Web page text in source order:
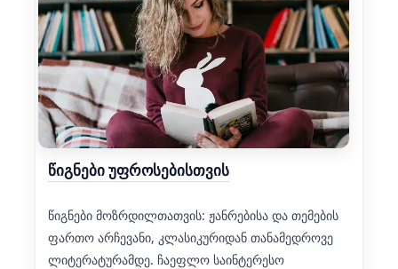
წიგნები უფროსებისთვის
წიგნები მოზრდილთათვის: ჟანრებისა და თემების
ფართო არჩევანი, კლასიკურიდან თანამედროვე
ლიტერატურამდე. ჩაეფლო საინტერესო